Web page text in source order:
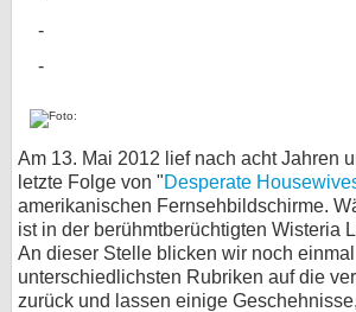
Am 13. Mai 2012 lief nach acht Jahren
letzte Folge von "Desperate
amerikanischen Fernsehbildschirme.
ist in der berühmtberüchtigten Wisteria
An dieser Stelle blicken wir noch
unterschiedlichsten Rubriken auf die
zurück und lassen einige
bei X
bei
Kontakt